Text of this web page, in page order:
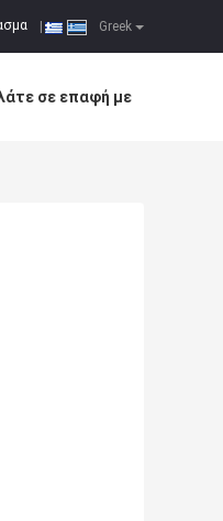
Greek
σε επαφή με